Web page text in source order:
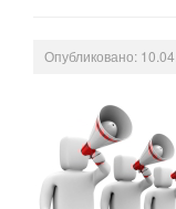
Опубликовано: